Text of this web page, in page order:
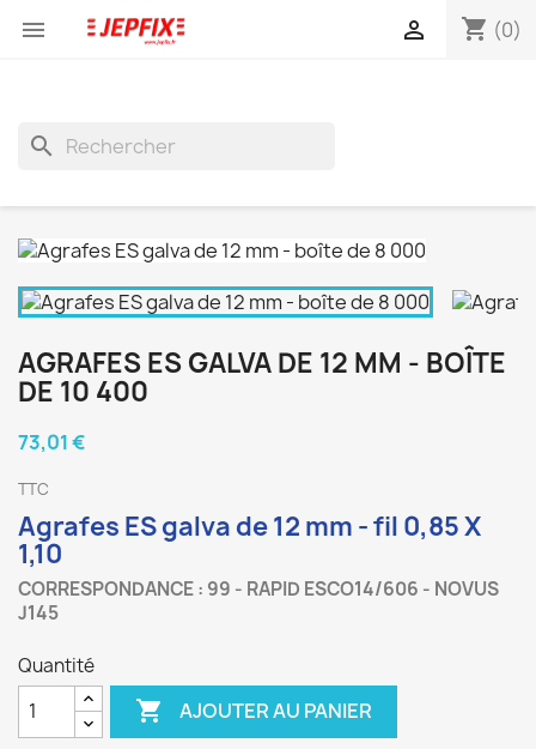
 shopping_cart (0)

search
AGRAFES ES GALVA DE 12 MM - BOÎTE
DE 10 400
73,01 €
TTC
Agrafes ES galva de 12 mm - fil 0,85 X
1,10
CORRESPONDANCE : 99 - RAPID ESCO14/606 - NOVUS
J145
Quantité
 AJOUTER AU PANIER